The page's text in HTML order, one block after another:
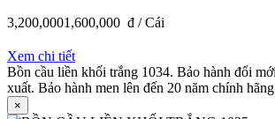
3,200,0001,600,000 đ / Cái
Xem chi tiết
Bồn cầu liền khối trắng 1034. Bảo hành đổi
xuất. Bảo hành men lên đến 20 năm chính
×